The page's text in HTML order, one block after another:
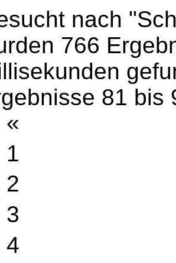
nach
766
81 bis
«
1
2
3
4